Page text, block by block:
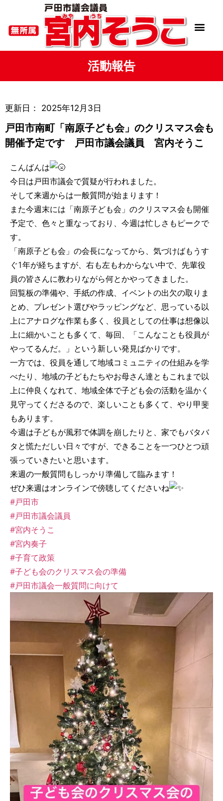
活動報告
更新日： 2025年12月3日
戸田市南町「南原子ども会」のクリスマス会も
開催予定です 戸田市議会議員 宮内そうこ
こんばんは
今日は戸田市議会で質疑が行われました。
そして来週からは一般質問が始まります！
また今週末には「南原子ども会」のクリスマス会も開催
予定で、色々と重なっており、今週は忙しさもピークで
す。
「南原子ども会」の会長になってから、気づけばもうす
ぐ1年が経ちますが、右も左もわからない中で、先輩役
員の皆さんに教わりながら何とかやってきました。
回覧板の準備や、手紙の作成、イベントの出欠の取りま
とめ、プレゼント選びやラッピングなど、思っている以
上にアナログな作業も多く、役員としての仕事は想像以
上に細かいことも多くて、毎回、「こんなことも役員が
やってるんだ。」という新しい発見ばかりです。
一方では、役員を通して地域コミュニティの仕組みを学
べたり、地域の子どもたちやお母さん達ともこれまで以
上に仲良くなれて、地域全体で子ども会の活動を温かく
見守ってくださるので、楽しいことも多くて、やり甲斐
もあります。
今週は子どもが風邪で体調を崩したりと、家でもバタバ
タと慌ただしい日々ですが、できることを一つひとつ頑
張っていきたいと思います。
来週の一般質問もしっかり準備して臨みます！
ぜひ来週はオンラインで傍聴してくださいね
#戸田市
#戸田市議会議員
#宮内そうこ
#宮内奏子
#子育て政策
#子ども会のクリスマス会の準備
#戸田市議会一般質問に向けて